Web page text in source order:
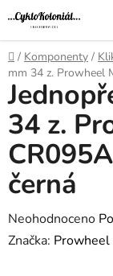
Přejít
na
obsah
Domů
/ Komponenty /
mm 34 z. Prowheel
34 z.
černá
Průměrné
hodnocení
Neohodnoceno
Značka: Prowheel